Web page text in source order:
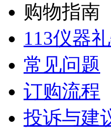
购物指南
113仪器
常见问题
订购流程
投诉与建